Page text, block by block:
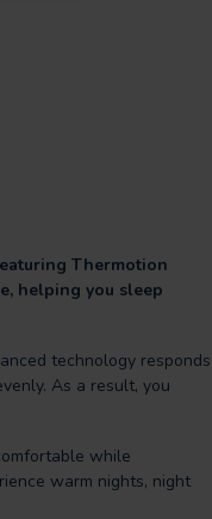
Thermotion
helping you sleep
technology responds
As a result, you
while
warm nights, night